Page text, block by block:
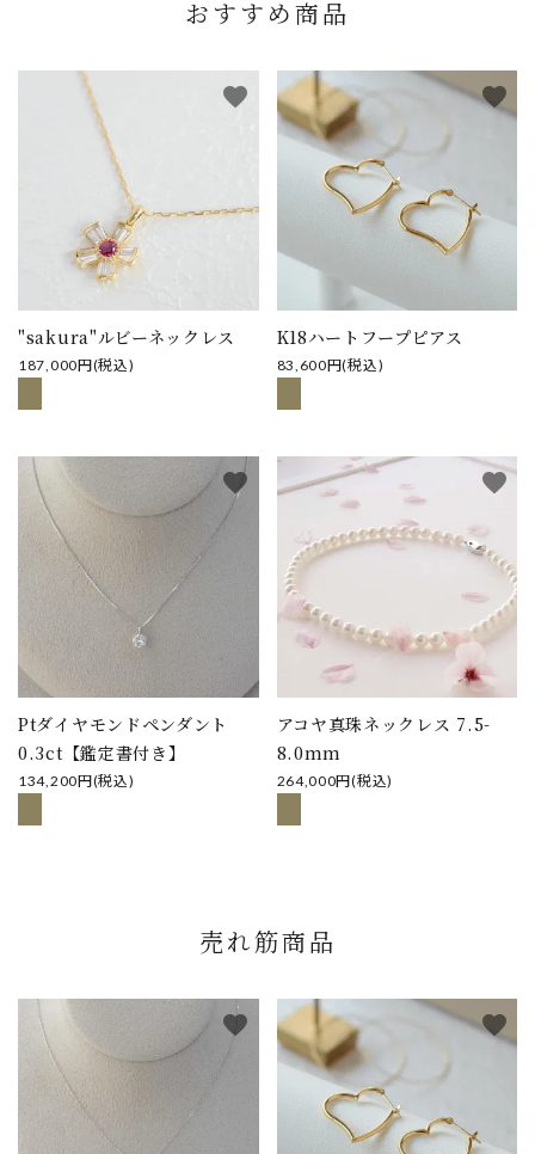
おすすめ商品
"sakura"ルビーネックレス
187,000円(税込)
favorite
K18ハートフープピアス
83,600円(税込)
favorite
Ptダイヤモンドペンダント
0.3ct【鑑定書付き】
134,200円(税込)
favorite
アコヤ真珠ネックレス 7.5-
8.0mm
264,000円(税込)
favorite
売れ筋商品
favorite favorite